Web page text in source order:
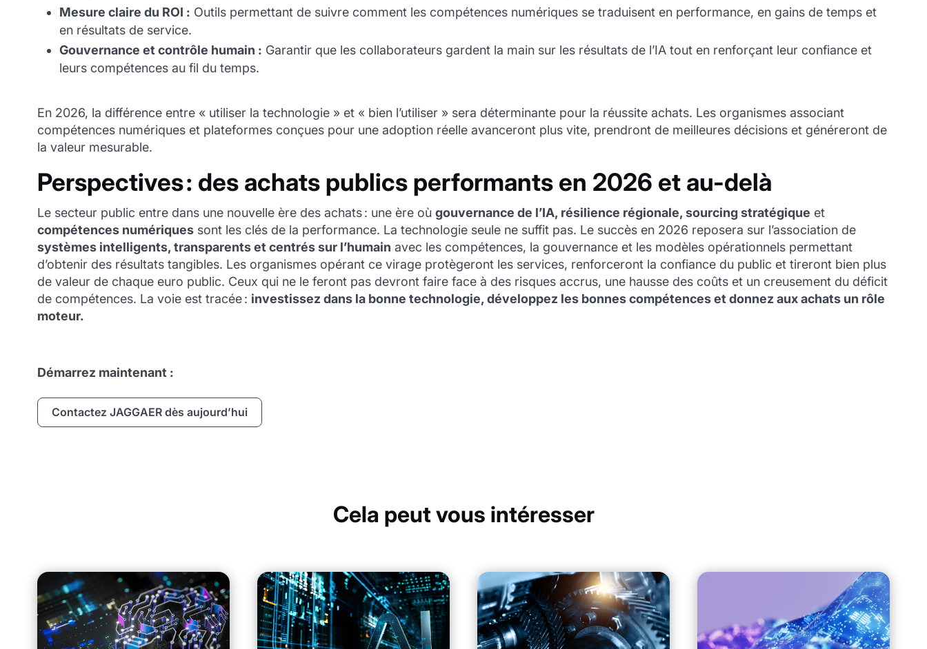
Mesure claire du ROI : Outils permettant de suivre comment les compétences numériques se traduisent en performance, en gains de temps et
en résultats de service.
Gouvernance et contrôle humain : Garantir que les collaborateurs gardent la main sur les résultats de l’IA tout en renforçant leur confiance et
leurs compétences au fil du temps.
En 2026, la différence entre « utiliser la technologie » et « bien l’utiliser » sera déterminante pour la réussite achats. Les organismes associant
compétences numériques et plateformes conçues pour une adoption réelle avanceront plus vite, prendront de meilleures décisions et généreront de
la valeur mesurable.
Perspectives : des achats publics performants en 2026 et au-delà
Le secteur public entre dans une nouvelle ère des achats : une ère où gouvernance de l’IA, résilience régionale, sourcing stratégique et
compétences numériquessont les clés de la performance. La technologie seule ne suffit pas. Le succès en 2026 reposera sur l’association de
systèmes intelligents, transparents et centrés sur l’humain avec les compétences, la gouvernance et les modèles opérationnels permettant
d’obtenir des résultats tangibles. Les organismes opérant ce virage protègeront les services, renforceront la confiance du public et tireront bien plus
de valeur de chaque euro public. Ceux qui ne le feront pas devront faire face à des risques accrus, une hausse des coûts et un creusement du déficit
de compétences. La voie est tracée : investissez dans la bonne technologie, développez les bonnes compétences et donnez aux achats un rôle
moteur.
Démarrez maintenant :
Contactez JAGGAER dès aujourd’hui
Cela peut vous intéresser